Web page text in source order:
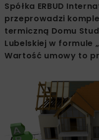
Spółka ERBUD
przeprowadzi
termiczną Domu
Lubelskiej w formule
Wartość umowy to